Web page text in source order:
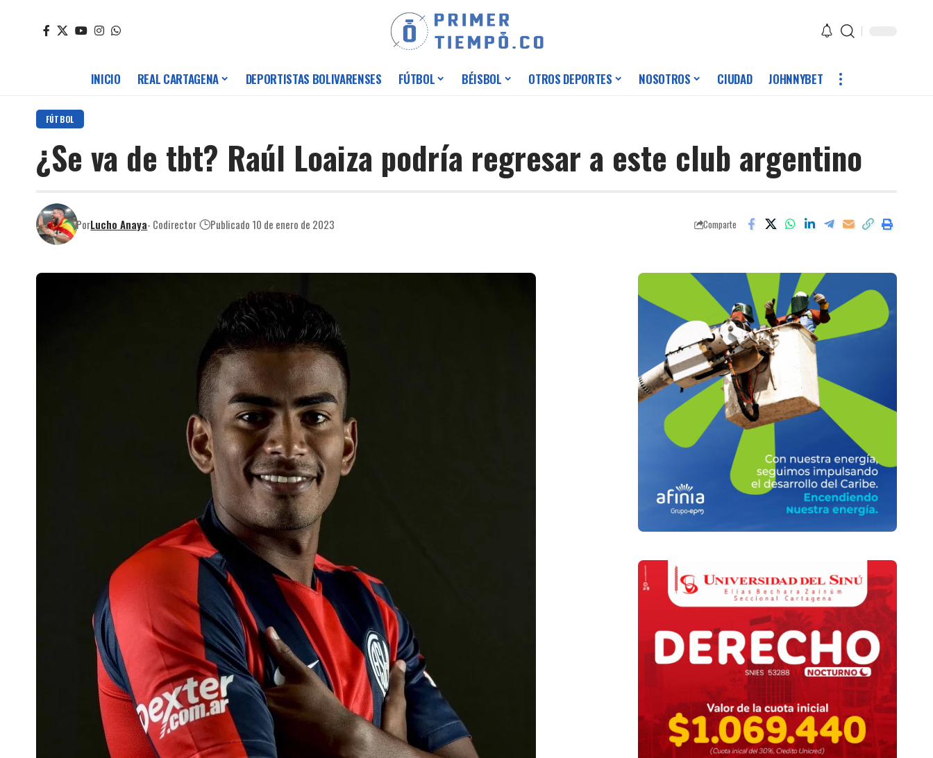
INICIO REAL CARTAGENA DEPORTISTAS BOLIVARENSES FÚTBOL BÉISBOL OTROS DEPORTES NOSOTROS CIUDAD JOHNNYBET
FÚTBOL
¿Se va de tbt? Raúl Loaiza podría regresar a este club argentino
PorLucho Anaya- Codirector Publicado 10 de enero de 2023 Comparte